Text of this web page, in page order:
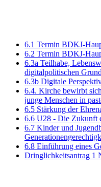
6.1 Termin BDKJ-
6.2 Termin BDKJ-
6.3a Teilhabe,
digitalpolitischen
6.3b Digitale
6.4. Kirche bewirbt
junge Menschen in
6.5 Stärkung der
6.6 U28 - Die Zukunft
6.7 Kinder und
6.8 Einführung eines
Dringlichkeitsantrag 1